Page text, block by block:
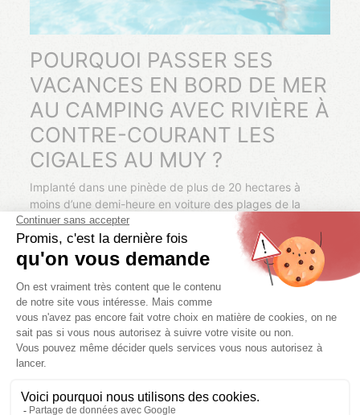
POURQUOI PASSER SES
VACANCES EN BORD DE MER
AU CAMPING AVEC RIVIÈRE À
CONTRE-COURANT LES
CIGALES AU MUY ?
Implanté dans une pinède de plus de 20 hectares à
moins d’une demi-heure en voiture des plages de la
Méditerranée et du parc naturel régional du Verdon,
l’établissement de plein air 5 étoiles Les Cigales au Muy
figure parmi les plus beauxcampings avec rivière à
du Var et de la Côte d’Azur. Réservez
sans plus attendre votre location de mobil-home à faible
coût (promotions exceptionnelles en basse saison), et
venez vous ressourcer au cœur de la campagne
provençale près de Draguignan.
espace aquatique de 16 000 m2
a bien plus à vous
offrir qu’une rivière. Notre fabuleux complexe renferme